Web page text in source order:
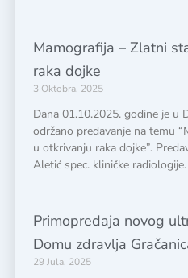
Mamografija – Zlatni
raka dojke
3 Oktobra, 2025
Dana 01.10.2025. godine je u
održano predavanje na temu
u otkrivanju raka dojke”.
Aletić spec. kliničke radiologije.
Primopredaja novog
Domu zdravlja
29 Jula, 2025